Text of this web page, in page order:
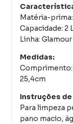
Matéria-
Capacidade: 2
Linha: Glamour
Medidas:
Comprimento:
25,4cm
Instruções
Para limpeza
pano macio,